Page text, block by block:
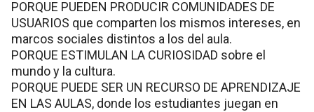
PORQUE PUEDEN PRODUCIR COMUNIDADES DE
USUARIOS que comparten los mismos intereses, en
marcos sociales distintos a los del aula.
PORQUE ESTIMULAN LA CURIOSIDAD sobre el
mundo y la cultura.
PORQUE PUEDE SER UN RECURSO DE APRENDIZAJE
EN LAS AULAS, donde los estudiantes juegan en